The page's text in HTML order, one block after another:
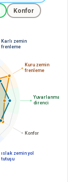
Konfor
Karlı zemin
frenleme
Kuru zemin
frenleme
Yuvarlanma
direnci
Konfor
ıslak zemin yol
tutuşu